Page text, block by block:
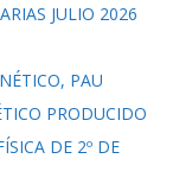
JULIO 2026
PAU
PRODUCIDO
DE 2º DE